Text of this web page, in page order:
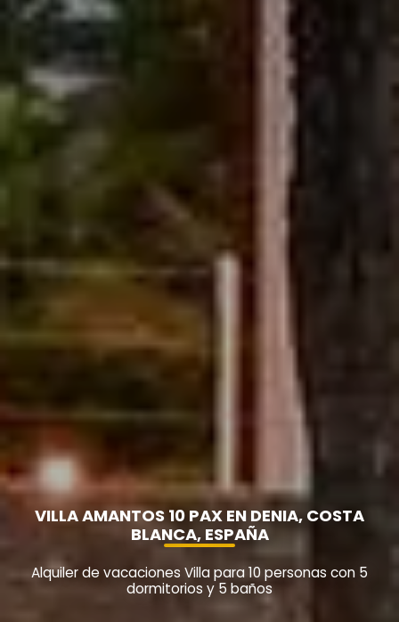
VILLA AMANTOS 10 PAX EN DENIA, COSTA
BLANCA, ESPAÑA
Alquiler de vacaciones Villa para 10 personas con 5
dormitorios y 5 baños